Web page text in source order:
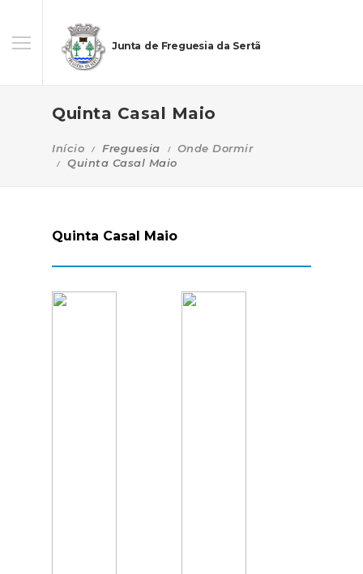
Junta de Freguesia da Sertã
Quinta Casal Maio
Início Freguesia
Onde Dormir
Quinta Casal Maio
Quinta Casal Maio